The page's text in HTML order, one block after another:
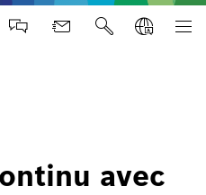
Life Safety Systems
avec